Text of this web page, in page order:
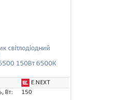
світлодіодний
150Вт 6500К
E.NEXT
Вт:
150